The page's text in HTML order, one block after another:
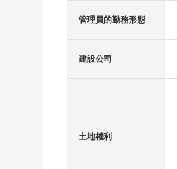
管理員的勤務形態
建設公司
土地權利